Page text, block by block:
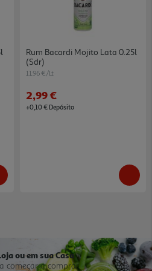
Rum Bacardi Mojito Lata 0.25l
(sdr)
11.96 €/Lt
2,99 €
+0,10 € Depósito
ou em sua Casa
começar a comprar